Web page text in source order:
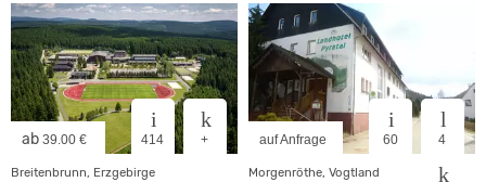
ab 39.00 € 414 +
Breitenbrunn, Erzgebirge
auf Anfrage 60 4
Morgenröthe, Vogtland